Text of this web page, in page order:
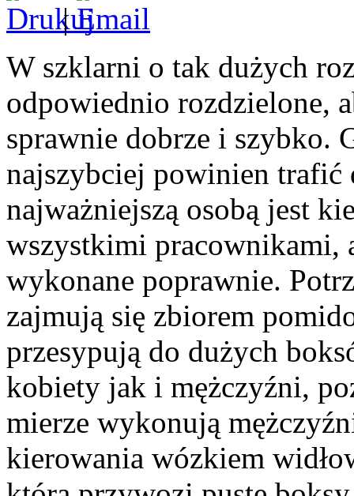
|
W szklarni o tak dużych
odpowiednio rozdzielone,
sprawnie dobrze i szybko.
najszybciej powinien
najważniejszą osobą jest
wszystkimi pracownikami,
wykonane poprawnie.
zajmują się zbiorem
przesypują do dużych
kobiety jak i mężczyźni,
mierze wykonują
kierowania wózkiem